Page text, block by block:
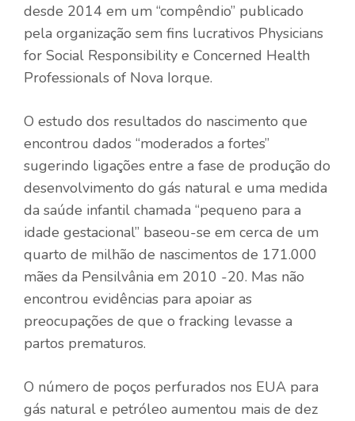
desde 2014 em um “compêndio” publicado
pela organização sem fins lucrativos Physicians
for Social Responsibility e Concerned Health
Professionals of Nova Iorque.
O estudo dos resultados do nascimento que
encontrou dados “moderados a fortes”
sugerindo ligações entre a fase de produção do
desenvolvimento do gás natural e uma medida
da saúde infantil chamada “pequeno para a
idade gestacional” baseou-se em cerca de um
quarto de milhão de nascimentos de 171.000
mães da Pensilvânia em 2010 -20. Mas não
encontrou evidências para apoiar as
preocupações de que o fracking levasse a
partos prematuros.
O número de poços perfurados nos EUA para
gás natural e petróleo aumentou mais de dez